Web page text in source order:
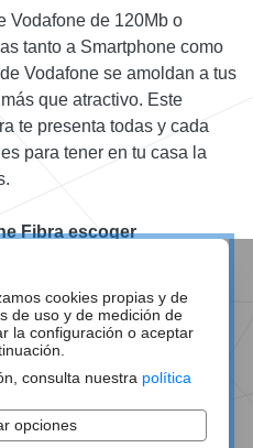
Vodafone de 120Mb o
tanto a Smartphone como
Vodafone se amoldan a tus
que atractivo. Este
te presenta todas y cada
para tener en tu casa la
Fibra escoger
para tu hogar, además de
a tener de regalo 3 meses
tu número y te
toda la
contrates la mejor
cookies propias y de
de uso y de medición de
la configuración o aceptar
consulta nuestra política
opciones